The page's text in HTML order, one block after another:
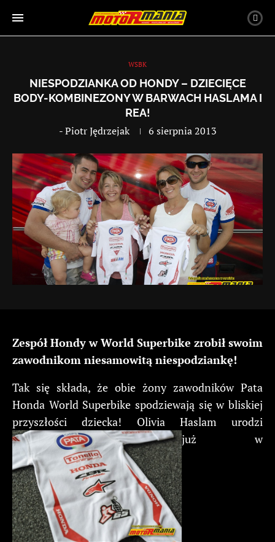
WSBK
NIESPODZIANKA OD HONDY – DZIECIĘCE
BODY-KOMBINEZONY W BARWACH HASLAMA I
REA!
-Piotr Jędrzejak 6 sierpnia 2013
Zespół Hondy w World Superbike zrobił swoim
zawodnikom niesamowitą niespodziankę!
Tak się składa, że obie żony zawodników Pata
Honda World Superbike spodziewają się w bliskiej
przyszłości dziecka! Olivia Haslam urodzi
już w